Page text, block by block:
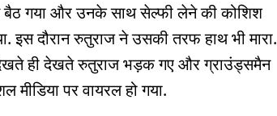
गया और उनके साथ सेल्फी लेने की कोशिश
दौरान रुतुराज ने उसकी तरफ हाथ भी मारा.
देखते ही देखते रुतुराज भड़क गए और ग्राउंड्समैन
पर वायरल हो गया.